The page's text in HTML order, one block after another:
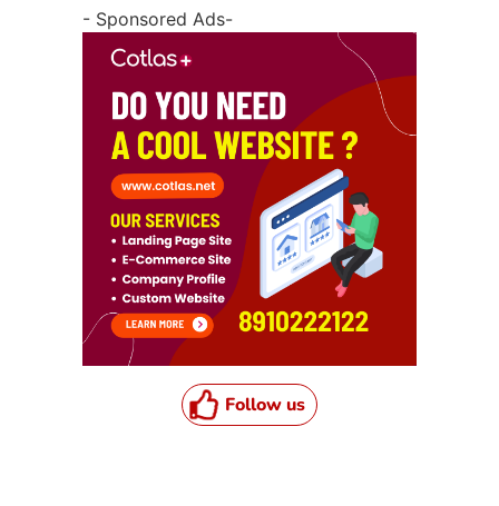
- Sponsored Ads-
Follow us